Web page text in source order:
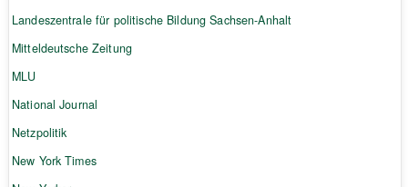
Landeszentrale für politische Bildung Sachsen-Anhalt
Mitteldeutsche Zeitung
MLU
National Journal
Netzpolitik
New York Times